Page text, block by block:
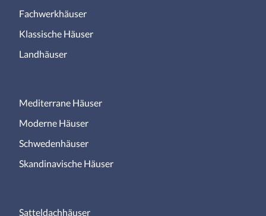
Fachwerkhäuser
Klassische Häuser
Landhäuser
Mediterrane Häuser
Moderne Häuser
Schwedenhäuser
Skandinavische Häuser
Satteldachhäuser